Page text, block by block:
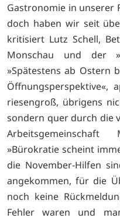
Gastronomie in unserer
doch haben wir seit
kritisiert Lutz Schell,
Monschau und der
»Spätestens ab Ostern
Öffnungsperspektive«,
riesengroß, übrigens
sondern quer durch die
Arbeitsgemeinschaft
»Bürokratie scheint
die November-Hilfen
angekommen, für die
noch keine
Fehler waren und